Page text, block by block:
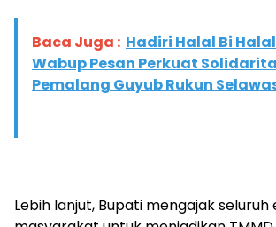
Baca Juga : Hadiri Halal Bi Halal
Wabup Pesan Perkuat
Pemalang Guyub Rukun
Lebih lanjut, Bupati mengajak seluruh